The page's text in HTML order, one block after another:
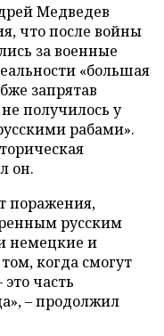
Медведев
что после войны
за военные
«большая
запрятав
получилось у
рабами».
он.
поражения,
русским
немецкие и
когда смогут
часть
– продолжил